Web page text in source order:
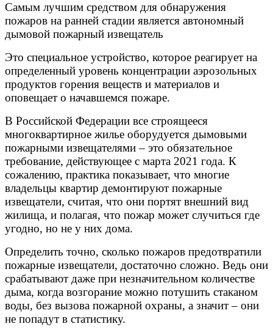
Самым лучшим средством для обнаружения
пожаров на ранней стадии является автономный
дымовой пожарный извещатель
Это специальное устройство, которое реагирует на
определенный уровень концентрации аэрозольных
продуктов горения веществ и материалов и
оповещает о начавшемся пожаре.
В Российской Федерации все строящееся
многоквартирное жилье оборудуется дымовыми
пожарными извещателями – это обязательное
требование, действующее с марта 2021 года. К
сожалению, практика показывает, что многие
владельцы квартир демонтируют пожарные
извещатели, считая, что они портят внешний вид
жилища, и полагая, что пожар может случиться где
угодно, но не у них дома.
Определить точно, сколько пожаров предотвратили
пожарные извещатели, достаточно сложно. Ведь они
срабатывают даже при незначительном количестве
дыма, когда возгорание можно потушить стаканом
воды, без вызова пожарной охраны, а значит – они
не попадут в статистику.